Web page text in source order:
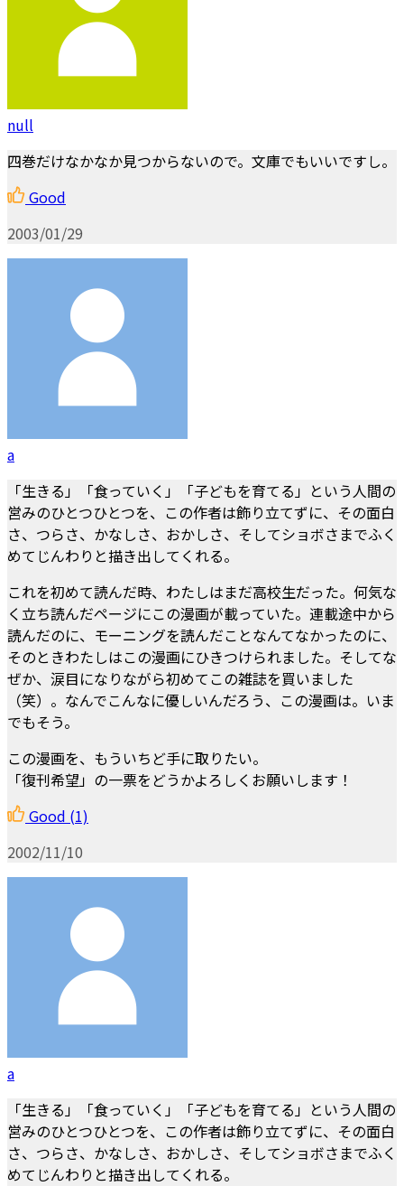
null
四巻だけなかなか見つからないので。文庫でもいいですし。
Good
2003/01/29
a
「生きる」「食っていく」「子どもを育てる」という人間の
営みのひとつひとつを、この作者は飾り立てずに、その面白
さ、つらさ、かなしさ、おかしさ、そしてショボさまでふく
めてじんわりと描き出してくれる。
これを初めて読んだ時、わたしはまだ高校生だった。何気な
く立ち読んだページにこの漫画が載っていた。連載途中から
読んだのに、モーニングを読んだことなんてなかったのに、
そのときわたしはこの漫画にひきつけられました。そしてな
ぜか、涙目になりながら初めてこの雑誌を買いました
（笑）。なんでこんなに優しいんだろう、この漫画は。いま
でもそう。
この漫画を、もういちど手に取りたい。
「復刊希望」の一票をどうかよろしくお願いします！
Good (1)
2002/11/10
a
「生きる」「食っていく」「子どもを育てる」という人間の
営みのひとつひとつを、この作者は飾り立てずに、その面白
さ、つらさ、かなしさ、おかしさ、そしてショボさまでふく
めてじんわりと描き出してくれる。